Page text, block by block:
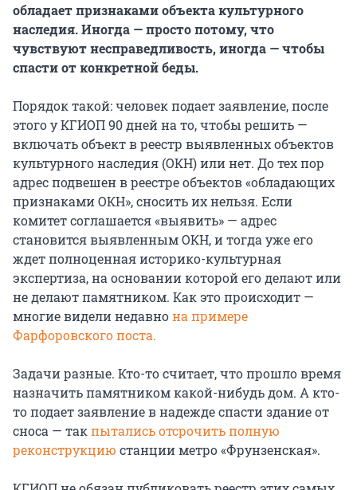
обладает признаками объекта культурного
наследия. Иногда — просто потому, что
чувствуют несправедливость, иногда — чтобы
спасти от конкретной беды.
Порядок такой: человек подает заявление, после
этого у КГИОП 90 дней на то, чтобы решить —
включать объект в реестр выявленных объектов
культурного наследия (ОКН) или нет. До тех пор
адрес подвешен в реестре объектов «обладающих
признаками ОКН», сносить их нельзя. Если
комитет соглашается «выявить» — адрес
становится выявленным ОКН, и тогда уже его
ждет полноценная историко-культурная
экспертиза, на основании которой его делают или
не делают памятником. Как это происходит —
многие видели недавнона примере
Фарфоровского поста.
Задачи разные. Кто-то считает, что прошло время
назначить памятником какой-нибудь дом. А кто-
то подает заявление в надежде спасти здание от
сноса — такпытались отсрочить полную
реконструкцию станции метро «Фрунзенская».